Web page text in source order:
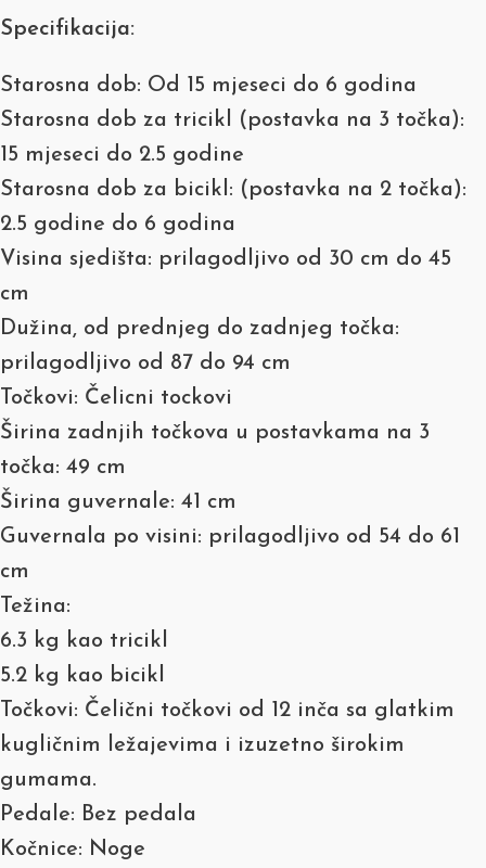
Specifikacija:
Starosna dob: Od 15 mjeseci do 6 godina
Starosna dob za tricikl (postavka na 3 točka):
15 mjeseci do 2.5 godine
Starosna dob za bicikl: (postavka na 2 točka):
2.5 godine do 6 godina
Visina sjedišta: prilagodljivo od 30 cm do 45
cm
Dužina, od prednjeg do zadnjeg točka:
prilagodljivo od 87 do 94 cm
Točkovi: Čelicni tockovi
Širina zadnjih točkova u postavkama na 3
točka: 49 cm
Širina guvernale: 41 cm
Guvernala po visini: prilagodljivo od 54 do 61
cm
Težina:
6.3 kg kao tricikl
5.2 kg kao bicikl
Točkovi: Čelični točkovi od 12 inča sa glatkim
kugličnim ležajevima i izuzetno širokim
gumama.
Pedale: Bez pedala
Kočnice: Noge